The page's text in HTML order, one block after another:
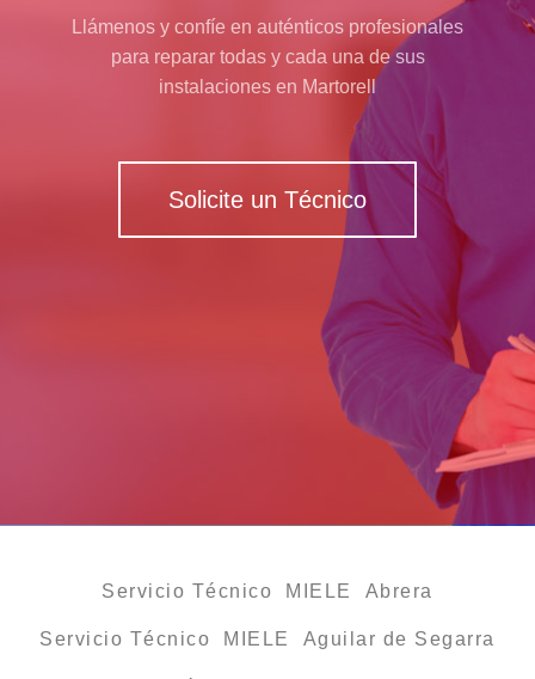
Llámenos y confíe en auténticos profesionales
para reparar todas y cada una de sus
instalaciones en Martorell
Solicite un Técnico
Servicio Técnico MIELE Abrera
Servicio Técnico MIELE Aguilar de Segarra